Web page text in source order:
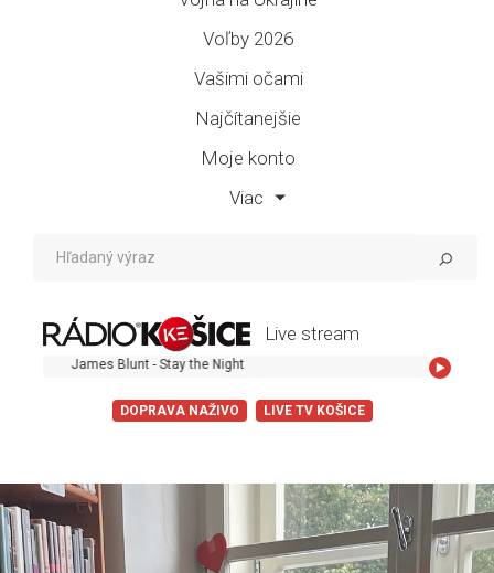
Voľby 2026
Vašimi očami
Najčítanejšie
Moje konto
Viac
Live stream
James Blunt - Stay the Night
DOPRAVA NAŽIVO LIVE TV KOŠICE